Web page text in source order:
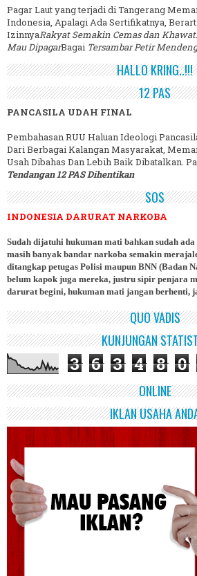
Pagar Laut yang terjadi di Tangerang
Indonesia, Apalagi Ada Sertifikatnya,
IzinnyaRakyat Semakin Cemas dan
Mau DipagarBagai Tersambar Petir
HALLO KRING..!!!
12 PAS
PANCASILA UDAH FINAL
Pembahasan RUU Haluan Ideologi
Dari Berbagai Kalangan Masyarakat,
Usah Dibahas Dan Lebih Baik Dibatalkan.
Tendangan 12 PAS Dihentikan
SOS
INDONESIA DARURAT NARKOBA
Sudah dijatuhi hukuman mati bahkan sudah
masih banyak bandar narkoba semakin
ditangkap petugas Polisi maupun BNN (Badan
belum kapok juga mereka, justru sipir penjara
darurat begini, hukuman mati jangan berhenti,
QUO VADIS
KUNJUNGAN
3 6 3 4 8 0
ONLINE
IKLAN USAHA